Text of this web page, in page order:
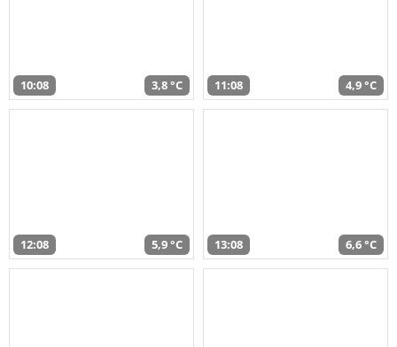
10:08 3,8 °C 11:08 4,9 °C
12:08 5,9 °C 13:08 6,6 °C